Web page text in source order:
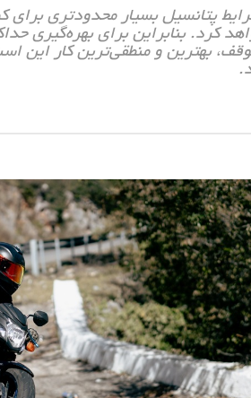
پتانسیل بسیار محدودتری
کرد. بنابراین برای بهره‌گیری